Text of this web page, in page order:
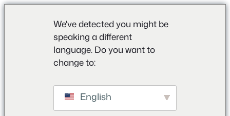
We've detected you might be
speaking a different
language. Do you want to
change to:
English